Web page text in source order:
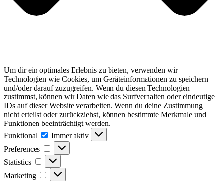
Um dir ein optimales Erlebnis zu bieten, verwenden wir
Technologien wie Cookies, um Geräteinformationen zu speichern
und/oder darauf zuzugreifen. Wenn du diesen Technologien
zustimmst, können wir Daten wie das Surfverhalten oder eindeutige
IDs auf dieser Website verarbeiten. Wenn du deine Zustimmung
nicht erteilst oder zurückziehst, können bestimmte Merkmale und
Funktionen beeinträchtigt werden.
Funktional
Funktional
Immer aktiv
Preferences
Preferences
Statistics Statistics
Marketing Marketing